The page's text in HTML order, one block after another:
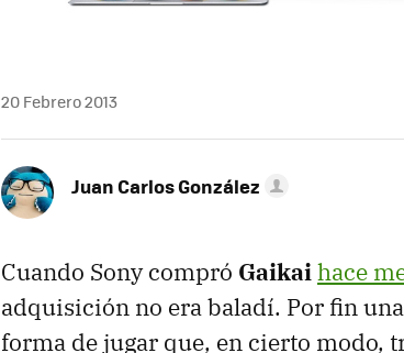
20 Febrero 2013
Juan Carlos González
Cuando Sony compró Gaikaihace
adquisición no era baladí. Por fin
forma de jugar que, en cierto modo,